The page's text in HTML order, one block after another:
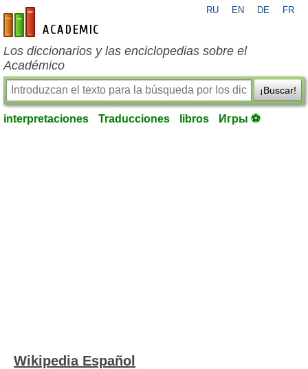
es-academic.com
RU EN DE FR
Los diccionarios y las enciclopedias sobre el
Académico
¡Buscar!
interpretaciones Traducciones libros Игры ⚽
Wikipedia Español